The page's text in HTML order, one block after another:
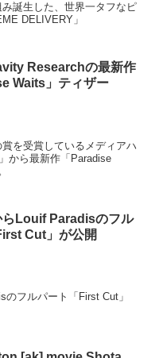
誕生した、世界一タフなピ
DELIVERY」
Researchの最新作
Waits」ティザー
を受賞しているメディアハ
から最新作「Paradise
らLouif Paradisのフル
Cut」が公開
フルパート「First Cut」